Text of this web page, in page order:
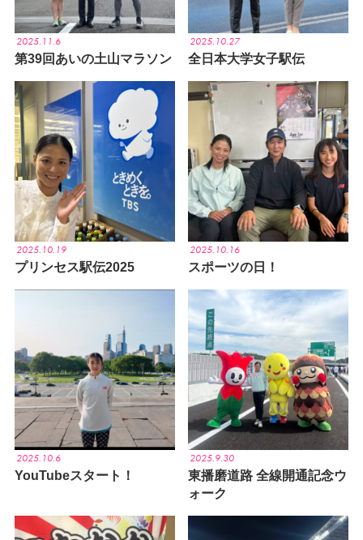
2025.11.6
第39回あいの土山マラソン
2025.10.27
全日本大学女子駅伝
2025.10.19
プリンセス駅伝2025
2025.10.16
スポーツの日！
2025.10.6
YouTubeスタート！
2025.9.30
東播磨道路 全線開通記念ウ
ォーク